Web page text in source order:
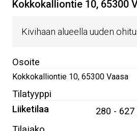
Kokkokalliontie 10, 65300
Kivihaan alueella uuden
Osoite
Kokkokalliontie 10, 65300 Vaasa
Tilatyyppi
Liiketilaa
280 - 627